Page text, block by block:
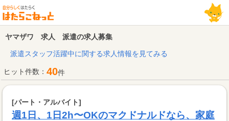
ヤマザワ 求人 派遣の求人募集
派遣スタッフ活躍中に関する求人情報を見てみる
ヒット件数： 40件
[パート・アルバイト]
週1日、1日2h〜OKのマクドナルドなら、家庭